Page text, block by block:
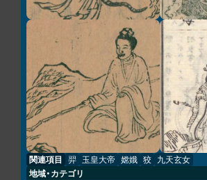
関連項目 羿 玉皇大帝 嫦娥 狡 九天玄女
地域・カテゴリ